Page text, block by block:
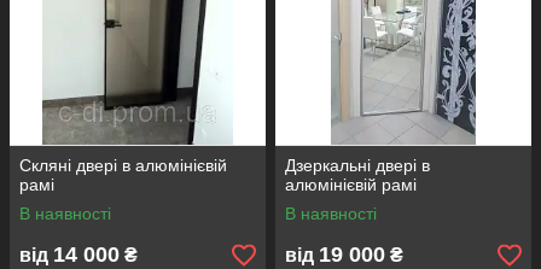
Скляні двері в алюмінієвій
рамі
В наявності
від 14 000 ₴
Дзеркальні двері в
алюмінієвій рамі
В наявності
від 19 000 ₴